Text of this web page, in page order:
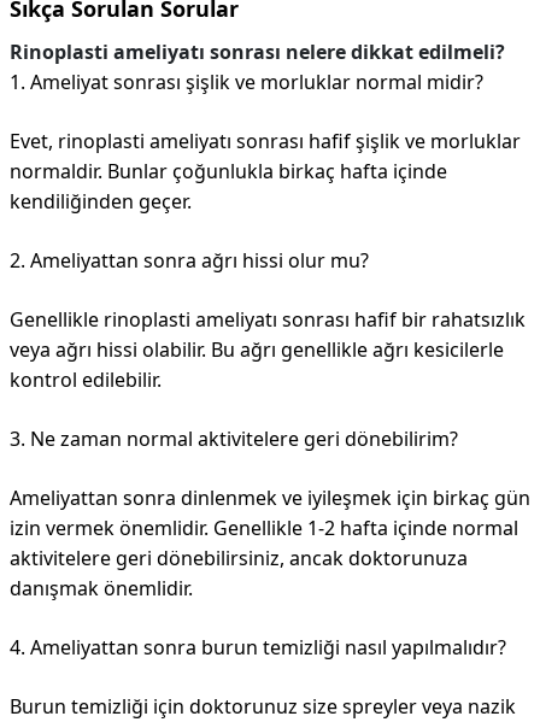
Sıkça Sorulan Sorular
Rinoplasti ameliyatı sonrası nelere dikkat edilmeli?
1. Ameliyat sonrası şişlik ve morluklar normal midir?
Evet, rinoplasti ameliyatı sonrası hafif şişlik ve morluklar
normaldir. Bunlar çoğunlukla birkaç hafta içinde
kendiliğinden geçer.
2. Ameliyattan sonra ağrı hissi olur mu?
Genellikle rinoplasti ameliyatı sonrası hafif bir rahatsızlık
veya ağrı hissi olabilir. Bu ağrı genellikle ağrı kesicilerle
kontrol edilebilir.
3. Ne zaman normal aktivitelere geri dönebilirim?
Ameliyattan sonra dinlenmek ve iyileşmek için birkaç gün
izin vermek önemlidir. Genellikle 1-2 hafta içinde normal
aktivitelere geri dönebilirsiniz, ancak doktorunuza
danışmak önemlidir.
4. Ameliyattan sonra burun temizliği nasıl yapılmalıdır?
Burun temizliği için doktorunuz size spreyler veya nazik